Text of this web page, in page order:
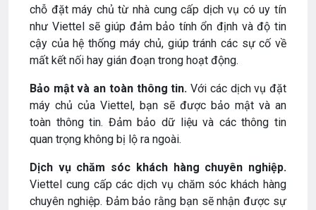
chỗ đặt máy chủ từ nhà cung cấp dịch vụ có uy tín
như Viettel sẽ giúp đảm bảo tính ổn định và độ tin
cậy của hệ thống máy chủ, giúp tránh các sự cố về
mất kết nối hay gián đoạn trong hoạt động.
Bảo mật và an toàn thông tin. Với các dịch vụ đặt
máy chủ của Viettel, bạn sẽ được bảo mật và an
toàn thông tin. Đảm bảo dữ liệu và các thông tin
quan trọng không bị lộ ra ngoài.
Dịch vụ chăm sóc khách hàng chuyên nghiệp.
Viettel cung cấp các dịch vụ chăm sóc khách hàng
chuyên nghiệp. Đảm bảo rằng bạn sẽ nhận được sự